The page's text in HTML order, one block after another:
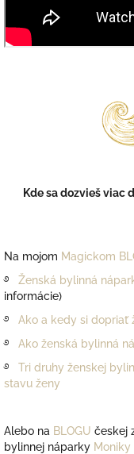
Kde sa dozvieš viac
Na mojom Magickom
࿔
Ženská bylinná
informácie)
࿔ Ako a kedy si dopriať
࿔ Ako ženská bylinná
࿔ Tri druhy ženskej
stavu ženy
Alebo na BLOGU českej
bylinnej náparky